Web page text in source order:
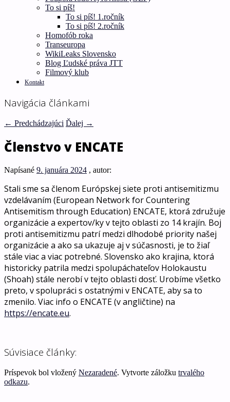
To si píš!
To si píš! 1.ročník
To si píš! 2.ročník
Homofób roka
Transeuropa
WikiLeaks Slovensko
Blog Ľudské práva JTT
Filmový klub
Kontakt
Navigácia článkami
← Predchádzajúci Ďalej →
Členstvo v ENCATE
Napísané 9. januára 2024 , autor:
Stali sme sa členom Európskej siete proti antisemitizmu
vzdelávaním (European Network for Countering
Antisemitism through Education) ENCATE, ktorá združuje
organizácie a expertov/ky v tejto oblasti zo 14 krajín. Boj
proti antisemitizmu patrí medzi dlhodobé priority našej
organizácie a ako sa ukazuje aj v súčasnosti, je to žiaľ
stále viac a viac potrebné. Slovensko ako krajina, ktorá
historicky patrila medzi spolupáchateľov Holokaustu
(Shoah) stále nerobí v tejto oblasti dosť. Urobíme všetko
preto, v spolupráci s ostatnými v ENCATE, aby sa to
zmenilo. Viac info o ENCATE (v angličtine) na
https://encate.eu.
Súvisiace články:
Príspevok bol vložený Nezaradené. Vytvorte záložku trvalého
odkazu.